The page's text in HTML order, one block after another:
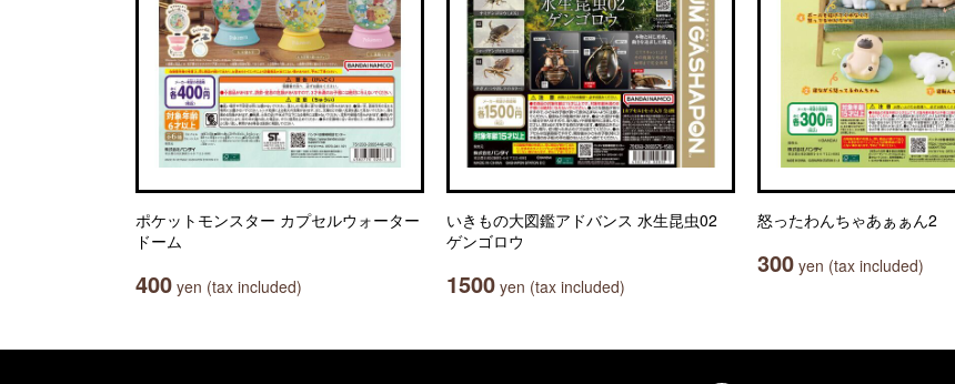
ポケットモンスター カプセルウォーター
ドーム
400 yen (tax included)
いきもの大図鑑アドバンス 水生昆虫02
ゲンゴロウ
1500 yen (tax included)
怒ったわんちゃあぁぁん2
300 yen (tax included)